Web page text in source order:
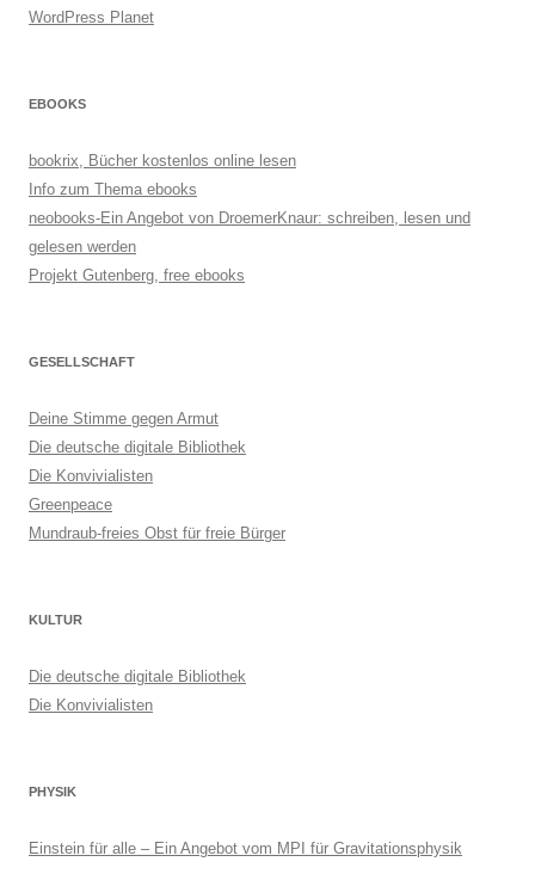
WordPress Planet
EBOOKS
bookrix, Bücher kostenlos online lesen
Info zum Thema ebooks
neobooks-Ein Angebot von DroemerKnaur: schreiben, lesen und
gelesen werden
Projekt Gutenberg, free ebooks
GESELLSCHAFT
Deine Stimme gegen Armut
Die deutsche digitale Bibliothek
Die Konvivialisten
Greenpeace
Mundraub-freies Obst für freie Bürger
KULTUR
Die deutsche digitale Bibliothek
Die Konvivialisten
PHYSIK
Einstein für alle – Ein Angebot vom MPI für Gravitationsphysik